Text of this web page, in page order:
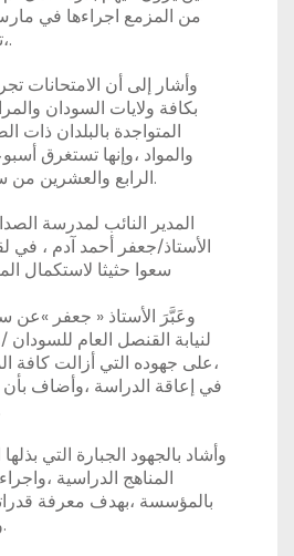
من المزمع اجراءها في
،تحسبا لانتشار كرونا.
وأشار إلى أن الامتحانات
بكافة ولايات السودان
المتواجدة بالبلدان ذات
والمواد ،وإنها تستغرق
الرابع والعشرين من سبتمبر أيلول الحالي.
المدير النائب لمدرسة
الأستاذ/جعفر أحمد آدم ، في
سعوا حثيثا لاستكمال
وعَبَّرَ الأستاذ « جعفر
لنيابة القنصل العام
،على جهوده التي أزالت كافة
في إعاقة الدراسة ،وأضاف
وأشاد بالجهود الجبارة التي
المناهج الدراسية
بالمؤسسة ،بهدف معرفة
وصولا إلى بر الأمان.